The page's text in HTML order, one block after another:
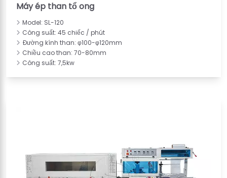
Máy ép than tổ ong
Model: SL-120
Công suất: 45 chiếc / phút
Đường kính than: φ100-φ120mm
Chiều cao than: 70-80mm
Công suất: 7,5kw